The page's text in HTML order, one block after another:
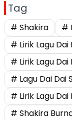
Tag
# Shakira
#
# Lirik Lagu
# Lirik Lagu Dai
# Lagu Dai Dai
# Lirik Lagu Dai
# Shakira